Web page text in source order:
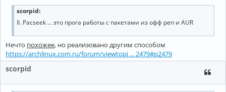
scorpid:
II. Pacseek ... это прога работы с пакетами из офф реп и AUR
Нечто похожее, но реализовано другим способом
https://archlinux.com.ru/forum/viewtopi ... 2479#p2479
scorpid